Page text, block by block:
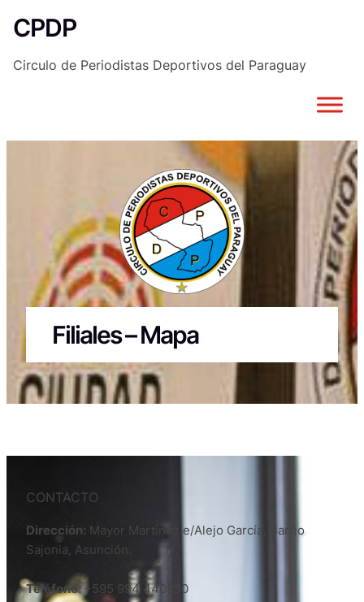
Saltar
al
contenido
CPDP
Circulo de Periodistas Deportivos del Paraguay
Filiales – Mapa
CONTACTO
Dirección: Mayor Martinez e/Alejo García, Barrio
Sajonia, Asunción.
Teléfono:+595 994 440950